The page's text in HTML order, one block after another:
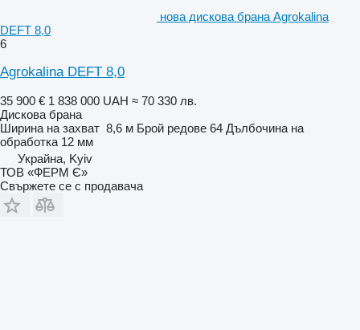
нова дискова брана Agrokalina
DEFT 8,0
6
Agrokalina DEFT 8,0
35 900 € 1 838 000 UAH ≈ 70 330 лв.
Дискова брана
Ширина на захват 8,6 м Брой редове 64 Дълбочина на
обработка 12 мм
Украйна, Kyiv
ТОВ «ФЕРМ Є»
Свържете се с продавача